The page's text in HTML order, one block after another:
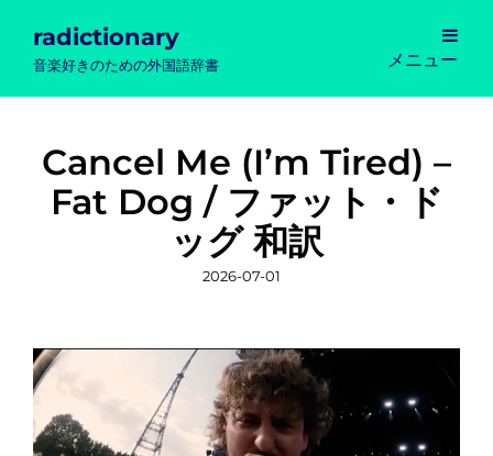
radictionary
音楽好きのための外国語辞書 メニュー
Cancel Me (I’m Tired) –
Fat Dog / ファット・ド
ッグ 和訳
投
2026-07-01